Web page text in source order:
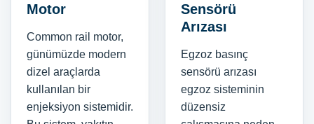
Motor
Common rail motor,
günümüzde modern
dizel araçlarda
kullanılan bir
enjeksiyon sistemidir.
Sensörü
Arızası
Egzoz basınç
sensörü arızası
egzoz sisteminin
düzensiz